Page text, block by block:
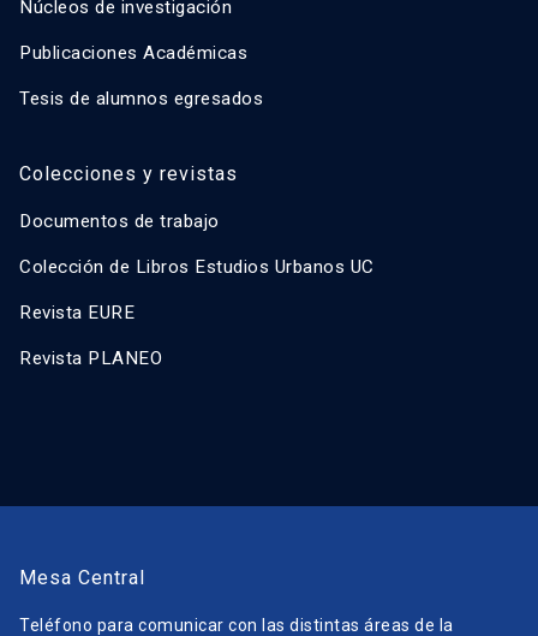
Núcleos de investigación
Publicaciones Académicas
Tesis de alumnos egresados
Colecciones y revistas
Documentos de trabajo
Colección de Libros Estudios Urbanos UC
Revista EURE
Revista PLANEO
Mesa Central
Teléfono para comunicar con las distintas áreas de la